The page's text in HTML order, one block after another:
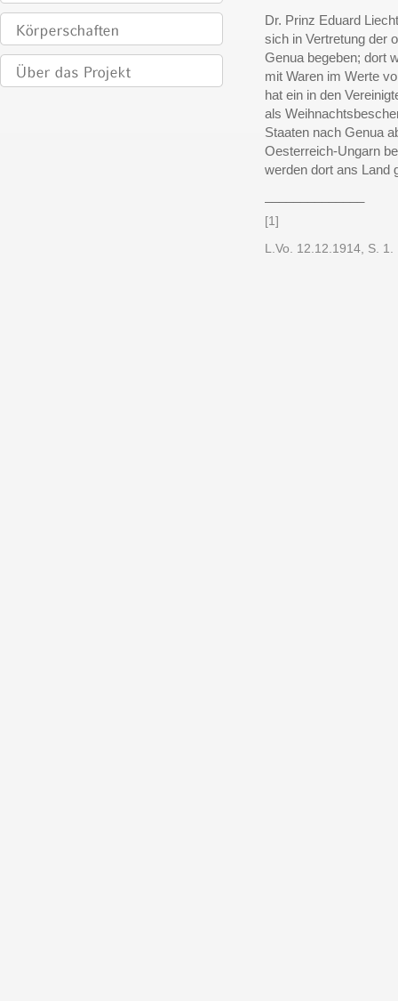
Dr. Prinz Eduard
sich in Vertretung der
Genua begeben; dort
mit Waren im Werte
hat ein in den
als
Staaten nach Genua
Oesterreich-Ungarn
werden dort ans Land
[1]
L.Vo. 12.12.1914, S. 1.